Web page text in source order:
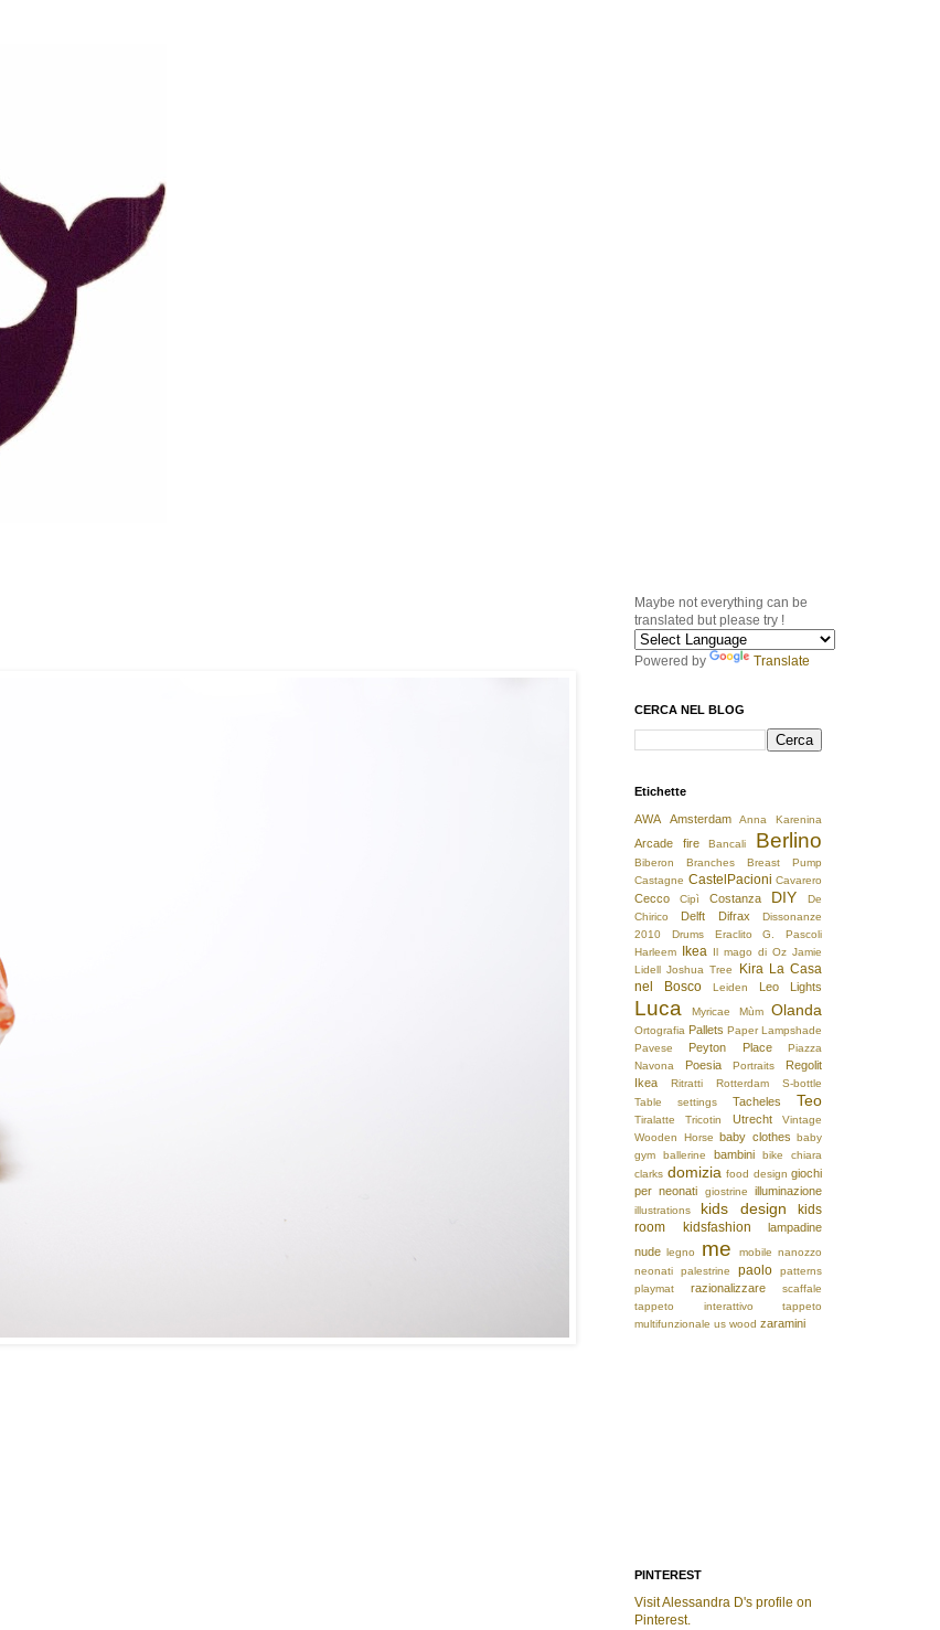
Maybe not everything can be
translated but please try !
Powered by Translate
CERCA NEL BLOG
Etichette
AWA Amsterdam Anna Karenina
Arcade fire Bancali Berlino
Biberon Branches
Breast Pump
Castagne CastelPacioni Cavarero
Cecco Cipì Costanza DIY
De
Chirico
Delft Difrax
Dissonanze
2010
Drums Eraclito
G. Pascoli
Harleem
Ikea Il mago di Oz Jamie
Lidell
Joshua Tree Kira La Casa
nel Bosco
Leiden Leo Lights
Luca Myricae Mùm Olanda
Ortografia Pallets Paper Lampshade
Pavese
Peyton Place
Piazza
Navona
Poesia Portraits
Regolit
Ikea
Ritratti Rotterdam
S-bottle
Table settings
Tacheles Teo
Tiralatte Tricotin Utrecht
Vintage
Wooden Horse
baby clothes
baby
gym
ballerine bambini bike
chiara
clarks domizia food design giochi
per neonati
giostrine illuminazione
illustrations kids design
kids
room
kidsfashion
lampadine
nude
legno me mobile nanozzo
neonati
palestrine paolo
patterns
playmat
razionalizzare
scaffale
tappeto interattivo
tappeto
multifunzionale us wood zaramini
PINTEREST
Visit Alessandra D's profile on
Pinterest.